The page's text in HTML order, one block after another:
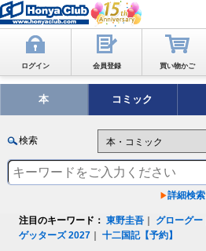
ログイン 会員登録 買い物かご
本 コミック
検索
詳細検索
注目のキーワード： 東野圭吾 グローグー
ゲッターズ 2027 ｜十二国記【予約】